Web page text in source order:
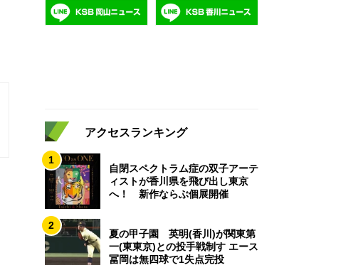
アクセスランキング
1
自閉スペクトラム症の双子アーテ
ィストが香川県を飛び出し東京
へ！ 新作ならぶ個展開催
2
夏の甲子園 英明(香川)が関東第
一(東東京)との投手戦制す エース
冨岡は無四球で1失点完投